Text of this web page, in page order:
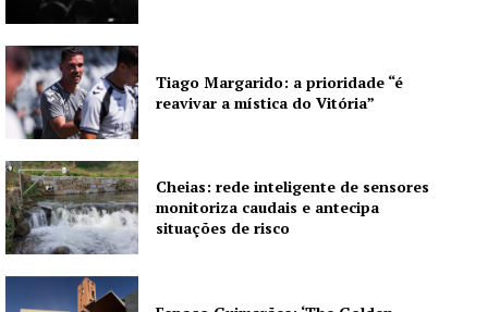
Tiago Margarido: a prioridade “é
reavivar a mística do Vitória”
Cheias: rede inteligente de sensores
monitoriza caudais e antecipa
situações de risco